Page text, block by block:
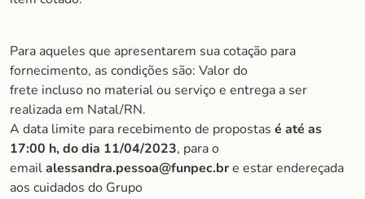
Para aqueles que apresentarem sua cotação para
fornecimento, as condições são: Valor do
frete incluso no material ou serviço e entrega a ser
realizada em Natal/RN.
A data limite para recebimento de propostas é até as
17:00 h, do dia 11/04/2023, para o
emailalessandra.pessoa@funpec.bre estar endereçada
aos cuidados do Grupo